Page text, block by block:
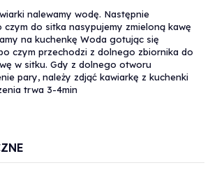
nalewamy wodę. Następnie
czym do sitka nasypujemy zmieloną kawę
na kuchenkę Woda gotując się
czym przechodzi z dolnego zbiornika do
w sitku. Gdy z dolnego otworu
pary, należy zdjąć kawiarkę z kuchenki
trwa 3-4min